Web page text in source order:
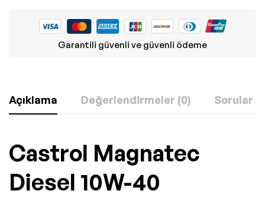
Garantili güvenli ve güvenli ödeme
Açıklama Değerlendirmeler (0) Sorular
Castrol Magnatec
Diesel 10W-40